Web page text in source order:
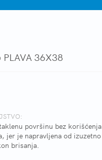
36X38
površinu bez
jer je napravljena od
brisanja.